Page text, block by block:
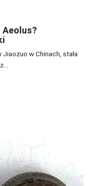
w Chinach, stała